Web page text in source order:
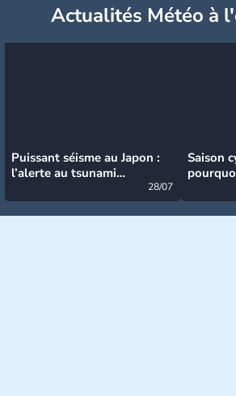
Actualités Météo à
Puissant séisme au Japon :
l’alerte au tsunami
28/07
Saison